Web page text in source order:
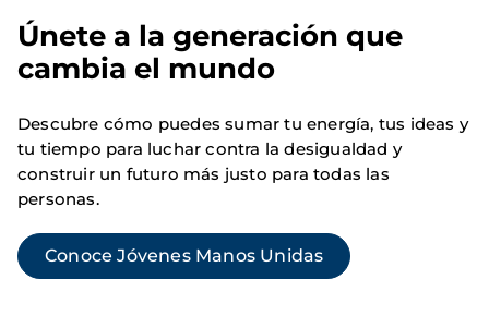
Únete a la generación que
cambia el mundo
Descubre cómo puedes sumar tu energía, tus ideas y
tu tiempo para luchar contra la desigualdad y
construir un futuro más justo para todas las
personas.
Conoce Jóvenes Manos Unidas